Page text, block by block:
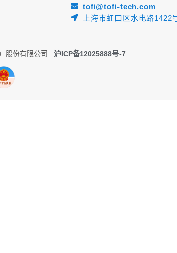
tofi@tofi-tech.com
上海市虹口区水电路1422
股份有限公司 沪ICP备12025888号-7